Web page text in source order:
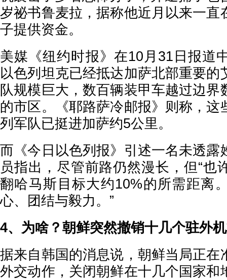
岁祕书鲁麦拉，据称他近月以来一直
子提供资金。
美媒《纽约时报》在10月31日报道
以色列坦克已经抵达加萨北部重要的
队规模巨大，数百辆装甲车越过边界
的市区。《耶路萨冷邮报》则称，这
列军队已挺进加萨约5公里。
而《今日以色列报》引述一名未透露
员指出，尽管前路仍然漫长，但“也
翻哈马斯目标大约10%的所需距离
心、团结与毅力。”
4、为啥？朝鲜突然撤销十几个驻外
据来自韩国的消息说，朝鲜当局正在
外交动作，关闭朝鲜在十几个国家和